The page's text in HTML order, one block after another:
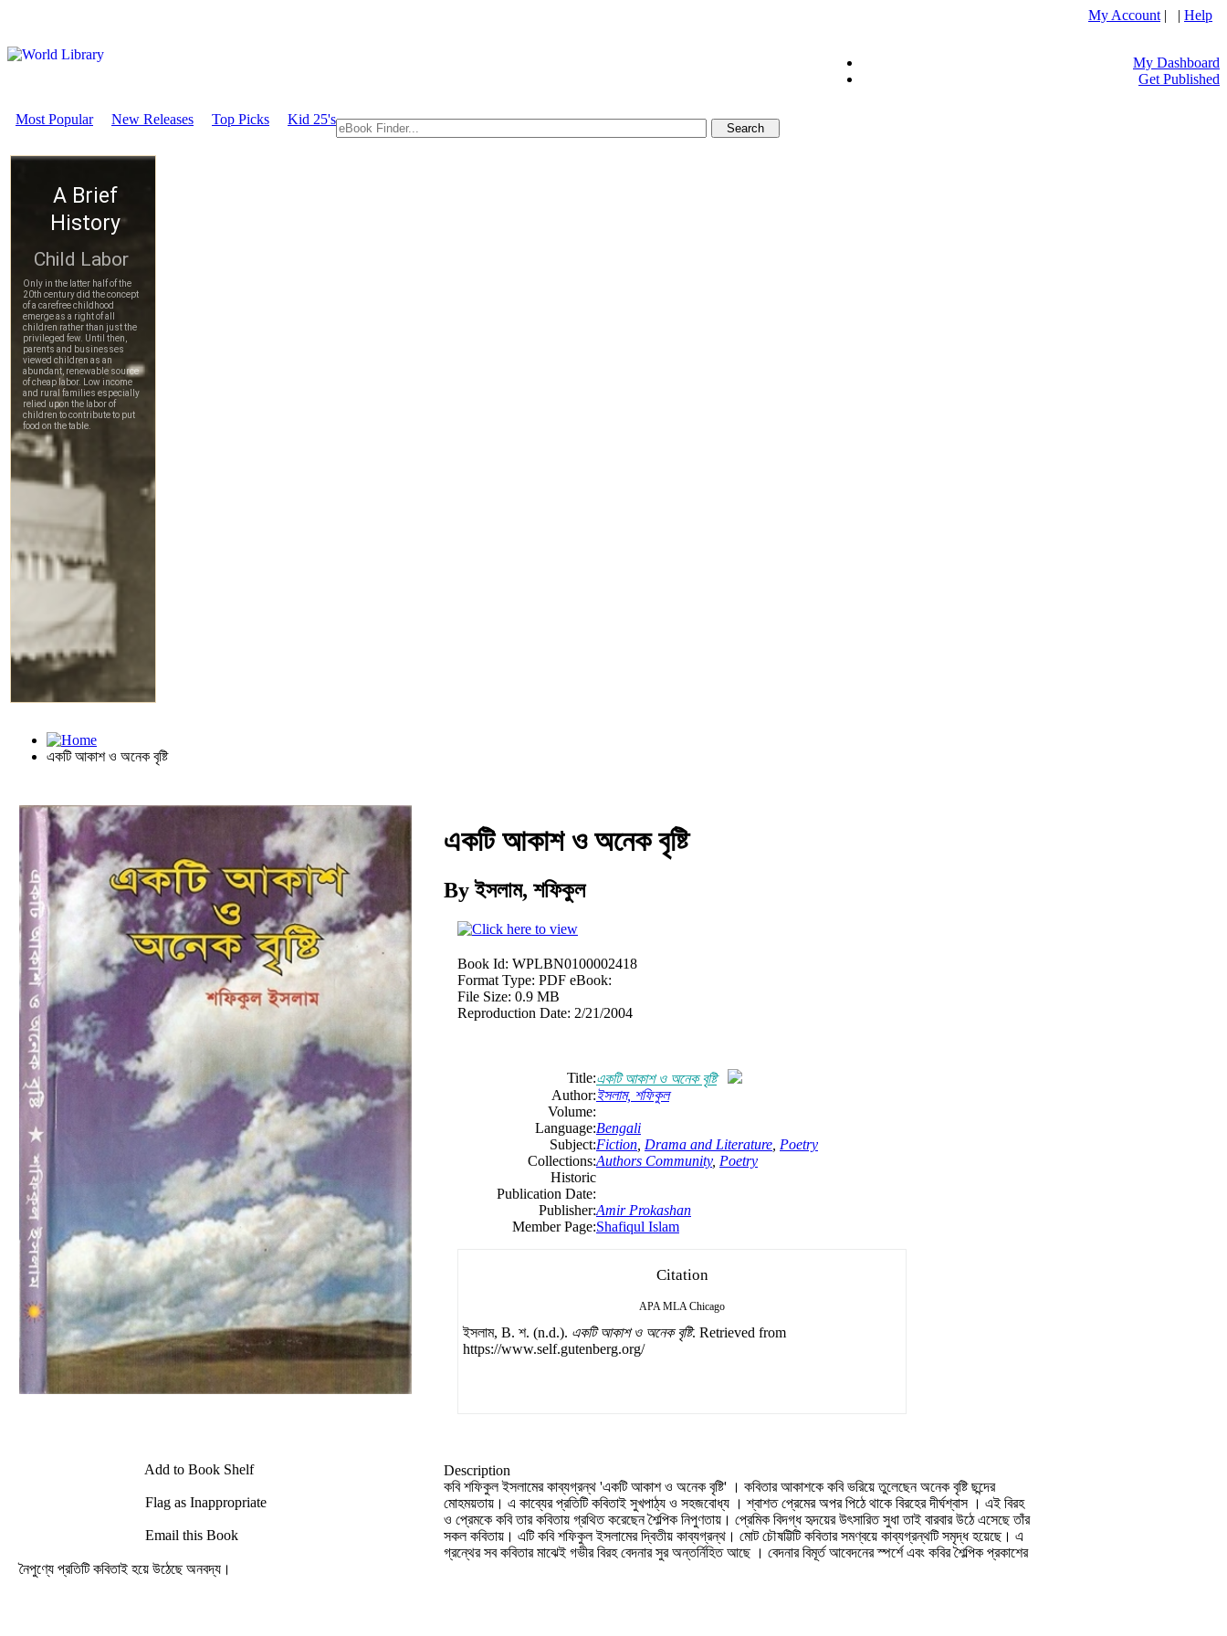
My Account | | Help
My Dashboard
Get Published
Most Popular New Releases Top Picks Kid 25's
একটি আকাশ ও অনেক বৃষ্টি
Download
Add to Book Shelf
Flag as Inappropriate
Email this Book
একটি আকাশ ও অনেক বৃষ্টি
By ইসলাম, শফিকুল
Book Id: WPLBN0100002418
Format Type: PDF eBook:
File Size: 0.9 MB
Reproduction Date: 2/21/2004
Title:একটি আকাশ ও অনেক বৃষ্টি
Author:ইসলাম, শফিকুল
Volume:
Language:Bengali
Subject:Fiction Drama and Literature Poetry
Collections:Authors Community, Poetry
Historic
Publication Date:
Publisher:Amir Prokashan
Member Page:Shafiqul Islam
Citation
APA MLA Chicago
ইসলাম, B. শ. (n.d.). একটি আকাশ ও অনেক বৃষ্টি. Retrieved from
https://www.self.gutenberg.org/
Description
কবি শফিকুল ইসলামের কাব্যগ্রন্থ 'একটি আকাশ ও অনেক বৃষ্টি' । কবিতার আকাশকে কবি ভরিয়ে তুলেছেন অনেক বৃষ্টি ছন্দের
মোহময়তায়। এ কাব্যের প্রতিটি কবিতাই সুখপাঠ্য ও সহজবোধ্য । শ্বাশত প্রেমের অপর পিঠে থাকে বিরহের দীর্ঘশ্বাস । এই বিরহ
ও প্রেমকে কবি তার কবিতায় গ্রথিত করেছেন শৈল্পিক নিপুণতায়। প্রেমিক বিদগ্ধ হৃদয়ের উৎসারিত সুধা তাই বারবার উঠে এসেছে তাঁর
সকল কবিতায়। এটি কবি শফিকুল ইসলামের দ্বিতীয় কাব্যগ্রন্থ। মোট চৌষট্টিটি কবিতার সমণ্বয়ে কাব্যগ্রন্থটি সমৃদ্ধ হয়েছে। এ
গ্রন্থের সব কবিতার মাঝেই গভীর বিরহ বেদনার সুর অন্তর্নিহিত আছে । বেদনার বিমূর্ত আবেদনের স্পর্শে এবং কবির শৈল্পিক প্রকাশের
নৈপুণ্যে প্রতিটি কবিতাই হয়ে উঠেছে অনবদ্য।